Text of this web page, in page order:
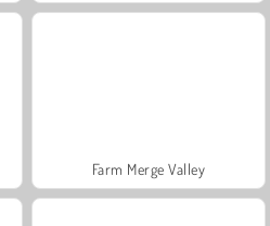
Farm Merge Valley